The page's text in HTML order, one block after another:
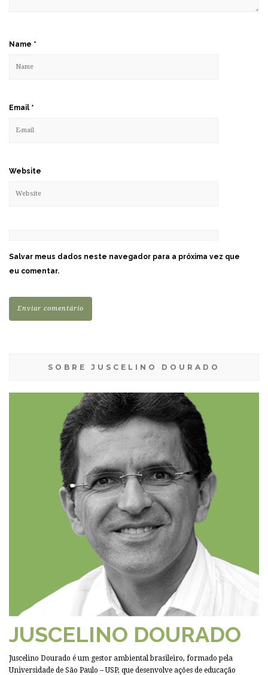
Name *
Email *
Website
Salvar meus dados neste navegador para a próxima vez que
eu comentar.
SOBRE JUSCELINO DOURADO
JUSCELINO DOURADO
Juscelino Dourado é um gestor ambiental brasileiro, formado pela
Universidade de São Paulo – USP, que desenvolve ações de educação